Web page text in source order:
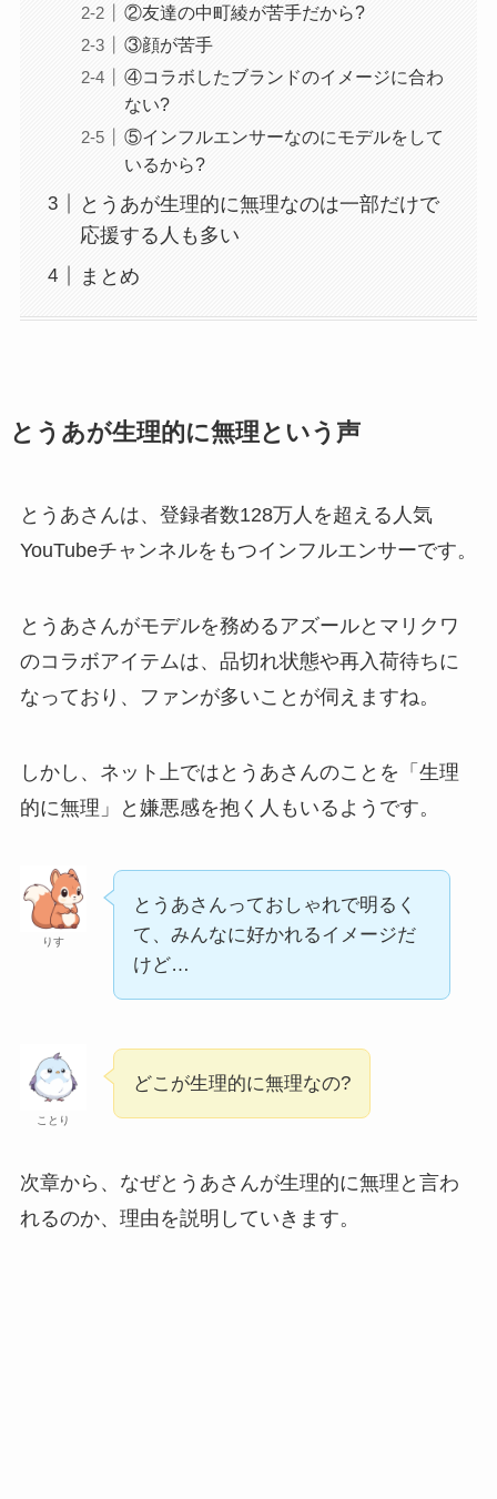
②友達の中町綾が苦手だから?
③顔が苦手
④コラボしたブランドのイメージに合わ
ない?
⑤インフルエンサーなのにモデルをして
いるから?
とうあが生理的に無理なのは一部だけで
応援する人も多い
まとめ
とうあが生理的に無理という声
とうあさんは、登録者数128万人を超える人気
YouTubeチャンネルをもつインフルエンサーです。
とうあさんがモデルを務めるアズールとマリクワ
のコラボアイテムは、品切れ状態や再入荷待ちに
なっており、ファンが多いことが伺えますね。
しかし、ネット上ではとうあさんのことを「生理
的に無理」と嫌悪感を抱く人もいるようです。
りす
とうあさんっておしゃれで明るく
て、みんなに好かれるイメージだ
けど…
ことり
どこが生理的に無理なの?
次章から、なぜとうあさんが生理的に無理と言わ
れるのか、理由を説明していきます。